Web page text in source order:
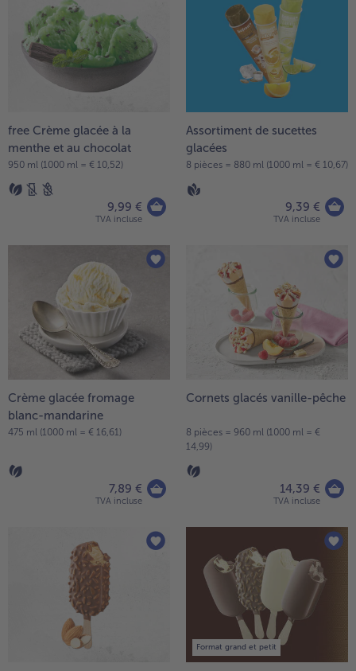
- 5 € à l’achat de 7 menus au choix
free Crème glacée à la
menthe et au chocolat
950 ml (1000 ml = € 10,52)
9,99 €
TVA incluse
Assortiment de sucettes
glacées
8 pièces = 880 ml (1000 ml = € 10,67)
9,39 €
TVA incluse
Crème glacée fromage
blanc-mandarine
475 ml (1000 ml = € 16,61)
7,89 €
TVA incluse
Cornets glacés vanille-pêche
8 pièces = 960 ml (1000 ml = €
14,99)
14,39 €
TVA incluse
Format grand et petit